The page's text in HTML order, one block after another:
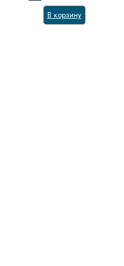
В корзину